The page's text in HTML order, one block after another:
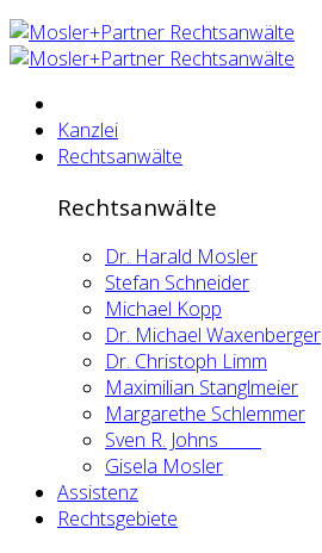
Kanzlei
Rechtsanwälte
Rechtsanwälte
Dr. Harald Mosler
Stefan Schneider
Michael Kopp
Dr. Michael Waxenberger
Dr. Christoph Limm
Maximilian Stanglmeier
Margarethe Schlemmer
Sven R. Johns
Gisela Mosler
Assistenz
Rechtsgebiete